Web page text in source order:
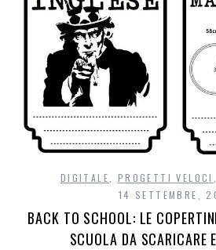
DIGITALE PROGETTI VELOCI
14 SETTEMBRE,
BACK TO SCHOOL: LE
SCUOLA DA SCARICARE